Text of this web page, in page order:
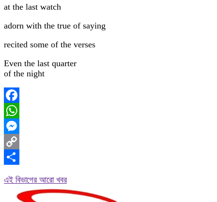
at the last watch
adorn with the true of saying
recited some of the verses
Even the last quarter
of the night
Facebook
WhatsApp
Messenger
Copy
এই বিভাগের আরো খবর